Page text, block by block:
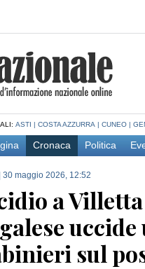
ASTI | COSTA AZZURRA | CUNEO |
Cronaca Politica
30 maggio 2026, 12:52
a
sul